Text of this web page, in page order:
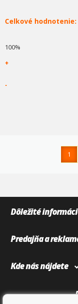
Celkové hodnotenie:
100%
+
-
1
Dôležité
Predajňa a
Kde nás nájdete